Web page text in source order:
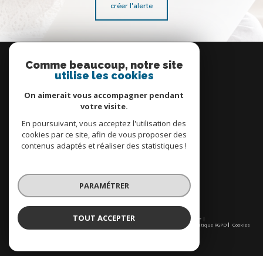
créer l'alerte
connecter
espace propriétaire
© 2026 | Tous droits réservés | Traduction powered by Google |
Nos honoraires
Politique RGPD Cookies
Comme beaucoup, notre site
utilise les cookies
On aimerait vous accompagner pendant
votre visite.
En poursuivant, vous acceptez l'utilisation des
cookies par ce site, afin de vous proposer des
contenus adaptés et réaliser des statistiques !
PARAMÉTRER
TOUT ACCEPTER